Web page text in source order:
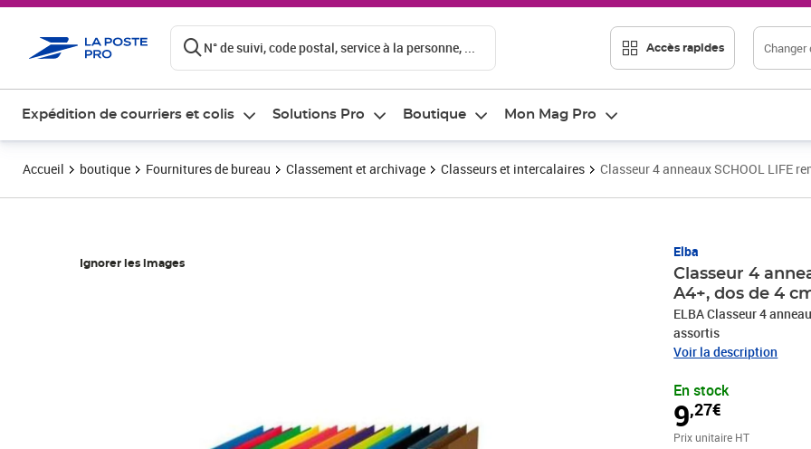
N° de suivi, code postal, service à la personne, ... Accès rapides Changer
Expédition de courriers et colis Solutions Pro Boutique Mon Mag Pro
Accueil boutique Fournitures de bureau Classement et archivage Classeurs et intercalaires Classeur 4 anneaux SCHOOL LIFE
Ignorer les images
Elba
Classeur 4
A4+, dos de 4
ELBA Classeur 4
assortis
Voir la description
En stock
9,27€
Prix 9,27€
Prix unitaire HT